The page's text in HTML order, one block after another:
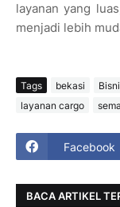
layanan yang
menjadi lebih
Tags bekasi
layanan cargo
Facebook
BACA ARTIKEL